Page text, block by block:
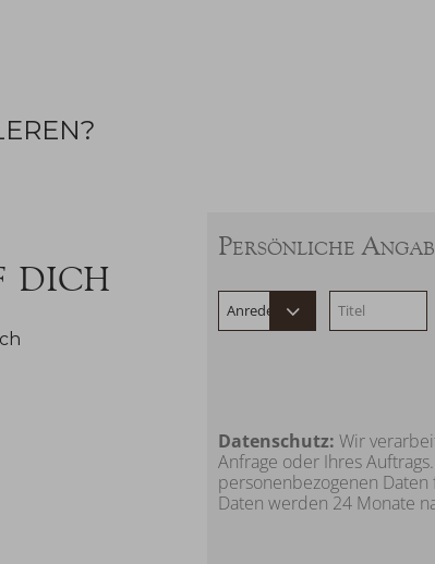
dich Persönliche
Datenschutz: Wir
Anfrage oder Ihres
personenbezogenen
Daten werden 24 Monate